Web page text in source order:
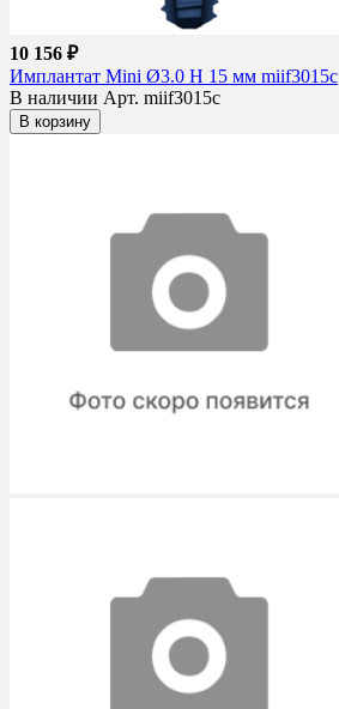
10 156 ₽
Имплантат Mini Ø3.0 H 15 мм miif3015c
В наличии Арт. miif3015c
В корзину